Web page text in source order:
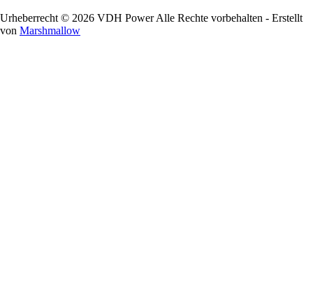
Urheberrecht © 2026 VDH Power Alle Rechte vorbehalten - Erstellt
von Marshmallow